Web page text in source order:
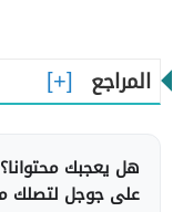
المراجع
هل يعجبك
على جوجل لتصلك